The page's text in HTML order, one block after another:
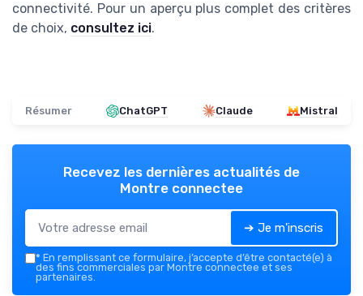
connectivité. Pour un aperçu plus complet des critères
de choix, consultez ici.
Résumer ChatGPT Claude Mistral
Recevez les dernières actualités de
Montre connectee
➔ Je m'inscris
* En remplissant ce formulaire, j’accepte d’être contacté(e) à
des fins commerciales par Montre connectee et ses
partenaires.